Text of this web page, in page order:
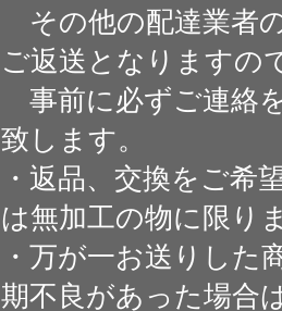
その他の配達業者
ご返送となりますの
事前に必ずご連絡
致します。
・返品、交換をご希
は無加工の物に限り
・万が一お送りした
期不良があった場合